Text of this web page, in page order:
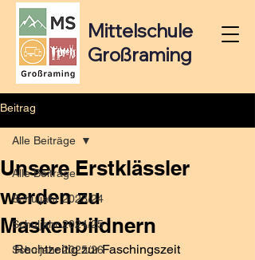
Mittelschule
Großraming
Beitrag
Alle Beiträge
Schuljahr 2023/24
Schuljahr 2024/25
Schuljahr 2025/26
Alle Beiträge
Unsere Erstklässler
werden zu
Maskenbildnern
Rechtzeitig zur Faschingszeit